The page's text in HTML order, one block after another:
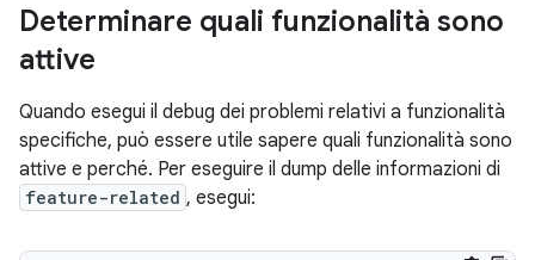
Determinare quali funzionalità sono
attive
Quando esegui il debug dei problemi relativi a funzionalità
specifiche, può essere utile sapere quali funzionalità sono
attive e perché. Per eseguire il dump delle informazioni di
feature-related , esegui: